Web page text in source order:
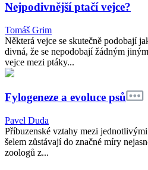
Nejpodivnější ptačí vejce?
Tomáš Grim
Některá vejce se skutečně podobají
divná, že se nepodobají žádným
vejce mezi ptáky...
Fylogeneze a evoluce psů
Pavel Duda
Příbuzenské vztahy mezi
šelem zůstávají do značné míry
zoologů z...